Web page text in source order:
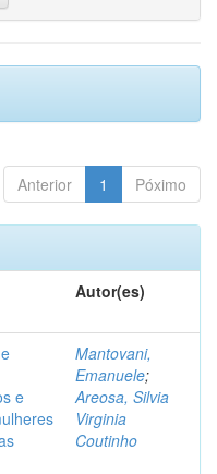
Anterior 1 Póximo
Autor(es)
e
Mantovani,
Emanuele;
Areosa, Silvia
Virginia
Coutinho